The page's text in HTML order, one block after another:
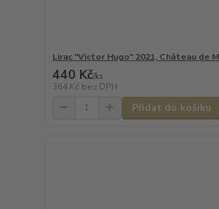
Lirac "Victor Hugo" 2021, Château de
440 Kč/ks
364 Kč bez DPH
Přidat do košíku